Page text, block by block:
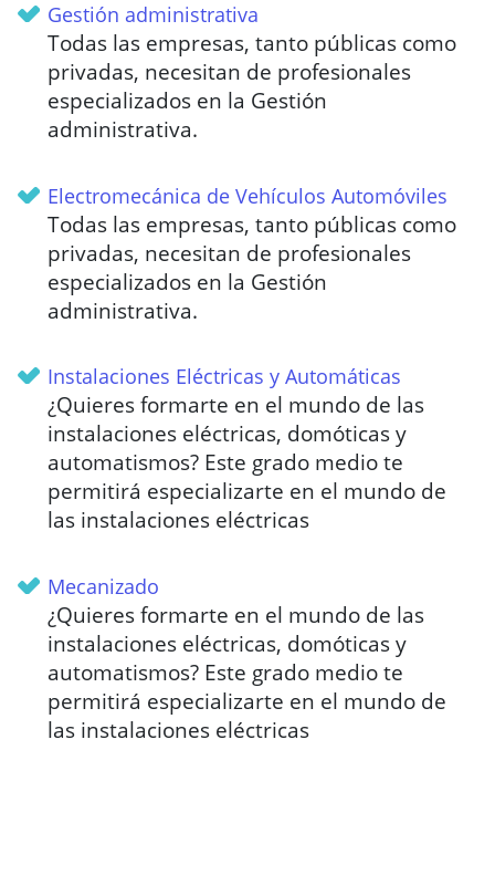
Gestión administrativa
Todas las empresas, tanto públicas como
privadas, necesitan de profesionales
especializados en la Gestión
administrativa.
Electromecánica de Vehículos Automóviles
Todas las empresas, tanto públicas como
privadas, necesitan de profesionales
especializados en la Gestión
administrativa.
Instalaciones Eléctricas y Automáticas
¿Quieres formarte en el mundo de las
instalaciones eléctricas, domóticas y
automatismos? Este grado medio te
permitirá especializarte en el mundo de
las instalaciones eléctricas
Mecanizado
¿Quieres formarte en el mundo de las
instalaciones eléctricas, domóticas y
automatismos? Este grado medio te
permitirá especializarte en el mundo de
las instalaciones eléctricas